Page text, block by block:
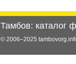
Тамбов: каталог
© 2006–2025